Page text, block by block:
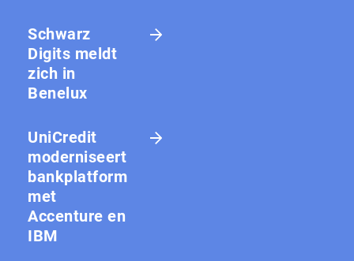
Schwarz
Digits meldt
zich in
Benelux
UniCredit
moderniseert
bankplatform
met
Accenture en
IBM